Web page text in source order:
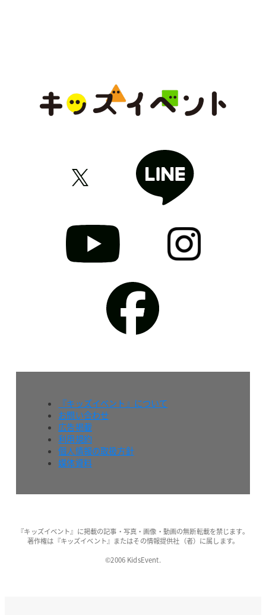
『キッズイベント』について
お問い合わせ
広告掲載
利用規約
個人情報の取扱方針
媒体資料
『キッズイベント』に掲載の記事・写真・画像・動画の無断転載を禁じます。
著作権は『キッズイベント』またはその情報提供社（者）に属します。
©2006 KidsEvent.